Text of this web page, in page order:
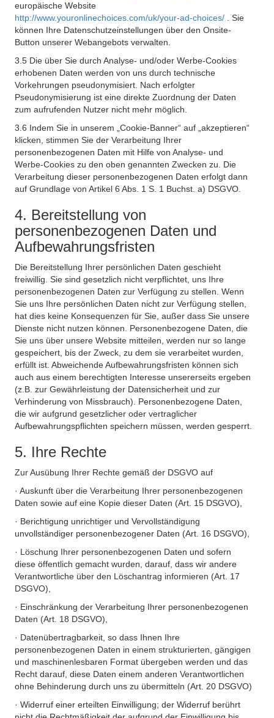
europäische Website
http://www.youronlinechoices.com/uk/your-ad-choices/
. Sie
können Ihre Datenschutzeinstellungen über den Onsite-
Button unserer Webangebots verwalten.
3.5 Die über Sie durch Analyse- und/oder Werbe-Cookies
erhobenen Daten werden von uns durch technische
Vorkehrungen pseudonymisiert. Nach erfolgter
Pseudonymisierung ist eine direkte Zuordnung der Daten
zum aufrufenden Nutzer nicht mehr möglich.
3.6 Indem Sie in unserem „Cookie-Banner“ auf „akzeptieren“
klicken, stimmen Sie der Verarbeitung Ihrer
personenbezogenen Daten mit Hilfe von Analyse- und
Werbe-Cookies zu den oben genannten Zwecken zu. Die
Verarbeitung dieser personenbezogenen Daten erfolgt dann
auf Grundlage von Artikel 6 Abs. 1 S. 1 Buchst. a) DSGVO.
4. Bereitstellung von
personenbezogenen Daten und
Aufbewahrungsfristen
Die Bereitstellung Ihrer persönlichen Daten geschieht
freiwillig. Sie sind gesetzlich nicht verpflichtet, uns Ihre
personenbezogenen Daten zur Verfügung zu stellen. Wenn
Sie uns Ihre persönlichen Daten nicht zur Verfügung stellen,
hat dies keine Konsequenzen für Sie, außer dass Sie unsere
Dienste nicht nutzen können. Personenbezogene Daten, die
Sie uns über unsere Website mitteilen, werden nur so lange
gespeichert, bis der Zweck, zu dem sie verarbeitet wurden,
erfüllt ist. Abweichende Aufbewahrungsfristen können sich
auch aus einem berechtigten Interesse unsererseits ergeben
(z.B. zur Gewährleistung der Datensicherheit und zur
Verhinderung von Missbrauch). Personenbezogene Daten,
die wir aufgrund gesetzlicher oder vertraglicher
Aufbewahrungspflichten speichern müssen, werden gesperrt.
5. Ihre Rechte
Zur Ausübung Ihrer Rechte gemäß der DSGVO auf
· Auskunft über die Verarbeitung Ihrer personenbezogenen
Daten sowie auf eine Kopie dieser Daten (Art. 15 DSGVO),
· Berichtigung unrichtiger und Vervollständigung
unvollständiger personenbezogener Daten (Art. 16 DSGVO),
· Löschung Ihrer personenbezogenen Daten und sofern
diese öffentlich gemacht wurden, darauf, dass wir andere
Verantwortliche über den Löschantrag informieren (Art. 17
DSGVO),
· Einschränkung der Verarbeitung Ihrer personenbezogenen
Daten (Art. 18 DSGVO),
· Datenübertragbarkeit, so dass Ihnen Ihre
personenbezogenen Daten in einem strukturierten, gängigen
und maschinenlesbaren Format übergeben werden und das
Recht darauf, diese Daten einem anderen Verantwortlichen
ohne Behinderung durch uns zu übermitteln (Art. 20 DSGVO)
· Widerruf einer erteilten Einwilligung; der Widerruf berührt